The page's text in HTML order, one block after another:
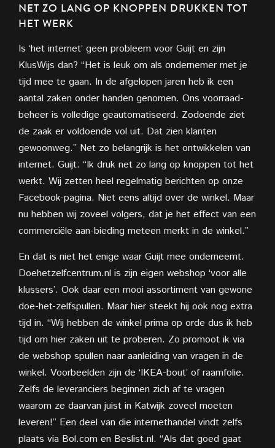
NET ZO LANG OP KNOPPEN DRUKKEN TOT
HET WERK
Is ‘het internet’ geen probleem voor Guijt en zijn
KlusWijs dan? “Het is leuk om als ondernemer met je
tijd mee te gaan. In de afgelopen jaren heb ik een
aantal zaken onder handen genomen. Ons voorraad-
beheer is volledige geautomatiseerd. Zodoende ziet
de zaak er voldoende vol uit. Dat zien klanten
gewoonweg.” Net zo belangrijk is het ontwikkelen van
internet. Guijt: “Ik druk net zo lang op knoppen tot het
werkt. Wij zetten heel regelmatig berichten op onze
Facebook-pagina. Niet eens altijd over de winkel. Maar
nu hebben wij zoveel volgers, dat je het effect van een
commerciële aan-bieding meteen merkt in de winkel.”
En dat is niet het enige waar Guijt mee onderneemt.
Doehetzelfcentrum.nl is zijn eigen webshop ‘voor alle
klussers’. Ook daar een mooi assortiment van gewone
doe-het-zelfspullen. Maar hier steekt hij ook nog extra
tijd in. “Wij hebben de winkel prima op orde dus ik heb
tijd om hier zaken uit te proberen. Zo promoot ik via
de webshop spullen naar aanleiding van vragen in de
winkel. Voorbeelden zijn de ‘IKEA-bout’ of raamfolie.
Zelfs de leveranciers beginnen zich af te vragen
waarom ze daarvan juist in Katwijk zoveel moeten
leveren!” Een deel van die internethandel vindt zelfs
plaats via Bol.com en Beslist.nl. “Als dat goed gaat